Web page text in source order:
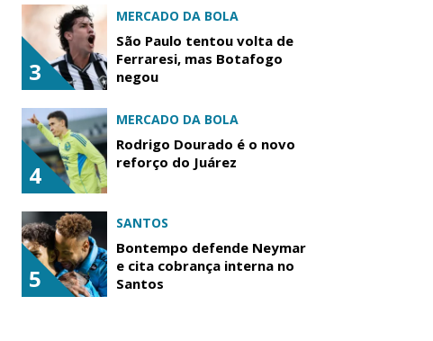
3
MERCADO DA BOLA
São Paulo tentou volta de
Ferraresi, mas Botafogo
negou
4
MERCADO DA BOLA
Rodrigo Dourado é o novo
reforço do Juárez
5
SANTOS
Bontempo defende Neymar
e cita cobrança interna no
Santos